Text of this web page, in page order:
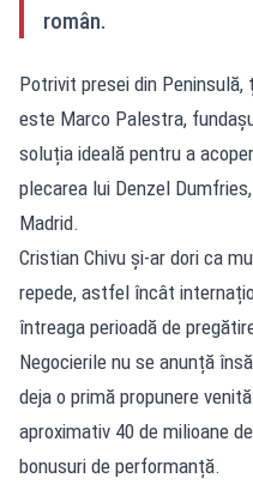
român.
Potrivit presei din
este Marco Palestra,
soluția ideală pentru a
plecarea lui Denzel
Madrid.
Cristian Chivu și-ar dori ca
repede, astfel încât
întreaga perioadă de
Negocierile nu se anunță
deja o primă propunere
aproximativ 40 de milioane
bonusuri de performanță.